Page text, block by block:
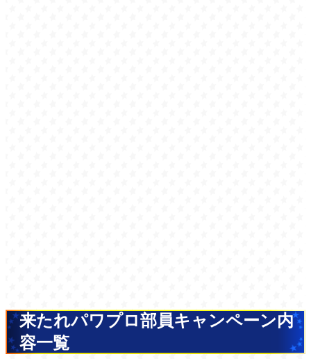
来たれパワプロ部員キャンペーン内
容一覧